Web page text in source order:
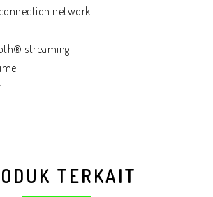
network
streaming
TERKAIT